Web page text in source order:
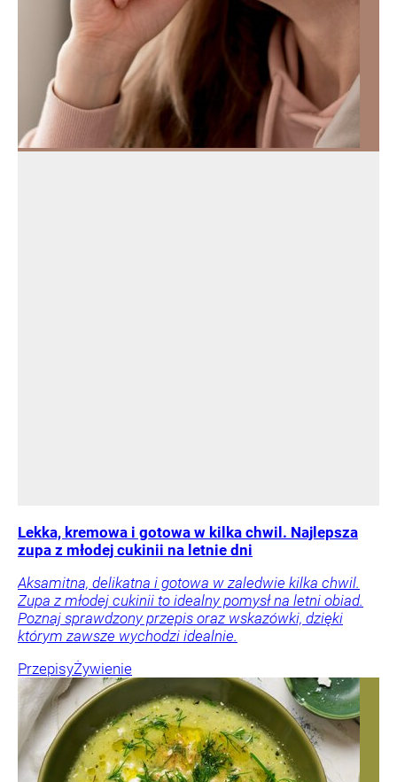
Lekka, kremowa i gotowa w kilka chwil. Najlepsza
zupa z młodej cukinii na letnie dni
Aksamitna, delikatna i gotowa w zaledwie kilka chwil.
Zupa z młodej cukinii to idealny pomysł na letni obiad.
Poznaj sprawdzony przepis oraz wskazówki, dzięki
którym zawsze wychodzi idealnie.
PrzepisyŻywienie